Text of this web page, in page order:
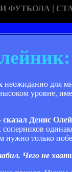
ФУТБОЛА |
неожиданно для
уровне,
сказал Денис
нужно только
Чего не